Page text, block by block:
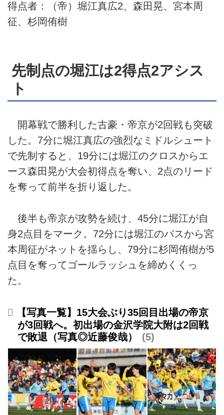
得点者：（帝）堀江真広2、森田晃、宮本周
征、杉岡侑樹
先制点の堀江は2得点2アシス
ト
開幕戦で勝利した古豪・帝京が2回戦も突破
した。7分に堀江真広の強烈なミドルシュート
で先制すると、19分には堀江のクロスからエ
ース森田晃が大会初得点を奪い、2点のリード
を奪って前半を折り返した。
後半も帝京が攻勢を続け、45分に堀江が自
身2点目をマーク。72分には堀江のパスから宮
本周征がネットを揺らし、79分に杉岡侑樹が5
点目を奪ってゴールラッシュを締めくくっ
た。
【写真一覧】15大会ぶり35回目出場の帝京
が3回戦へ。初出場の金沢学院大附は2回戦
で敗退（写真◎近藤俊哉）
5